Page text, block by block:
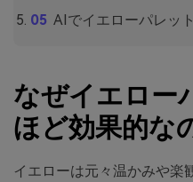
AIでイエローパレッ
なぜイエロー
ほど効果的な
イエローは元々温かみや楽